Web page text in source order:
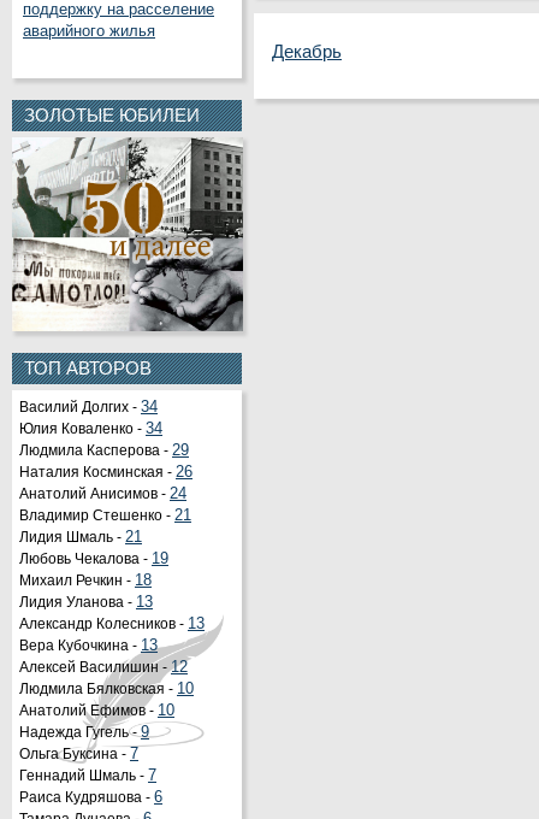
поддержку на расселение
аварийного жилья
ЗОЛОТЫЕ ЮБИЛЕИ
ТОП АВТОРОВ
Василий Долгих - 34
Юлия Коваленко - 34
Людмила Касперова - 29
Наталия Косминская - 26
Анатолий Анисимов - 24
Владимир Стешенко - 21
Лидия Шмаль - 21
Любовь Чекалова - 19
Михаил Речкин - 18
Лидия Уланова - 13
Александр Колесников - 13
Вера Кубочкина - 13
Алексей Василишин -12
Людмила Бялковская - 10
Анатолий Ефимов - 10
Надежда Гугель -9
Ольга Буксина - 7
Геннадий Шмаль - 7
Раиса Кудряшова - 6
Декабрь